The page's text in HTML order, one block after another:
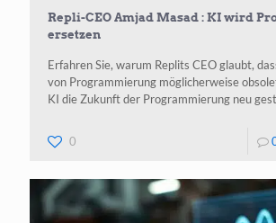
Repli-CEO Amjad Masad : KI wird
ersetzen
Erfahren Sie, warum Replits CEO glaubt,
von Programmierung möglicherweise
KI die Zukunft der Programmierung neu
0